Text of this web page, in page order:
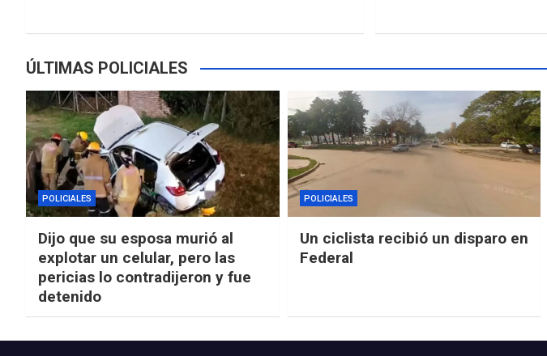
ÚLTIMAS POLICIALES
POLICIALES
Dijo que su esposa murió al
explotar un celular, pero las
pericias lo contradijeron y fue
detenido
POLICIALES
Un ciclista recibió un disparo en
Federal